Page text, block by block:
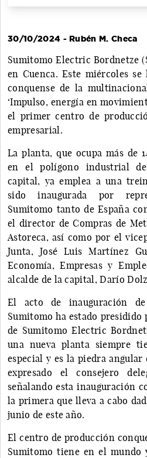
30/10/2024 - Rubén M. Checa
Sumitomo Electric Bordnetze
en Cuenca. Este miércoles
conquense de la
‘Impulso, energía en
el primer centro de
empresarial.
La planta, que ocupa más de
en el polígono industrial
capital, ya emplea a una
sido inaugurada por
Sumitomo tanto de España
el director de Compras de
Astoreca, así como por el
Junta, José Luis Martínez
Economía, Empresas y
alcalde de la capital, Darío
El acto de inauguración
Sumitomo ha estado
de Sumitomo Electric
una nueva planta siempre
especial y es la piedra angular
expresado el consejero
señalando esta inauguración
la primera que lleva a cabo
junio de este año.
El centro de producción
Sumitomo tiene en el mundo